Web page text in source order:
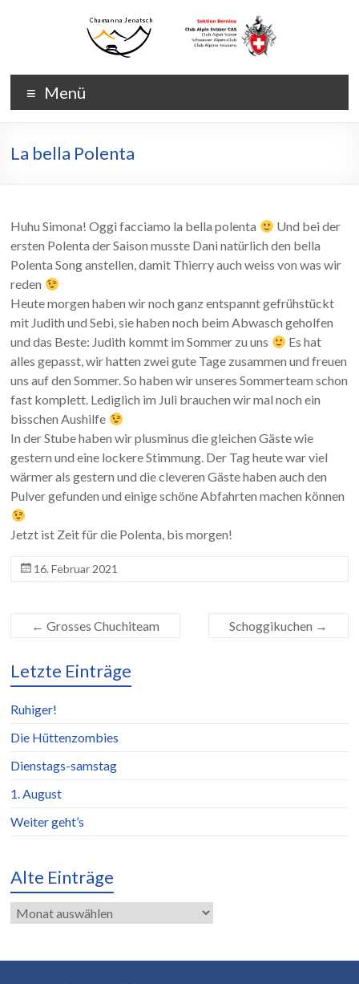
Chamanna
Jenatsch
Chamanna
Jenatsch
CAS
Menü
La bella Polenta
Huhu Simona! Oggi facciamo la bella polenta
Und bei der
ersten Polenta der Saison musste Dani natürlich den bella
Polenta Song anstellen, damit Thierry auch weiss von was wir
reden
Heute morgen haben wir noch ganz entspannt gefrühstückt
mit Judith und Sebi, sie haben noch beim Abwasch geholfen
und das Beste: Judith kommt im Sommer zu uns
Es hat
alles gepasst, wir hatten zwei gute Tage zusammen und freuen
uns auf den Sommer. So haben wir unseres Sommerteam schon
fast komplett. Lediglich im Juli brauchen wir mal noch ein
bisschen Aushilfe
In der Stube haben wir plusminus die gleichen Gäste wie
gestern und eine lockere Stimmung. Der Tag heute war viel
wärmer als gestern und die cleveren Gäste haben auch den
Pulver gefunden und einige schöne Abfahrten machen können
Jetzt ist Zeit für die Polenta, bis morgen!
16. Februar 2021
← Grosses Chuchiteam Schoggikuchen →
Letzte Einträge
Ruhiger!
Die Hüttenzombies
Dienstags-samstag
1. August
Weiter geht’s
Alte Einträge
Alte
Einträge